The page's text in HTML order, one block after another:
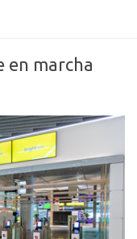
en marcha